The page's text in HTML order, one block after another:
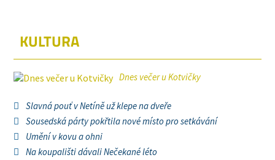
KULTURA
Dnes večer u Kotvičky
Slavná pouť v Netíně už klepe na dveře
Sousedská párty pokřtila nové místo pro setkávání
Umění v kovu a ohni
Na koupališti dávali Nečekané léto